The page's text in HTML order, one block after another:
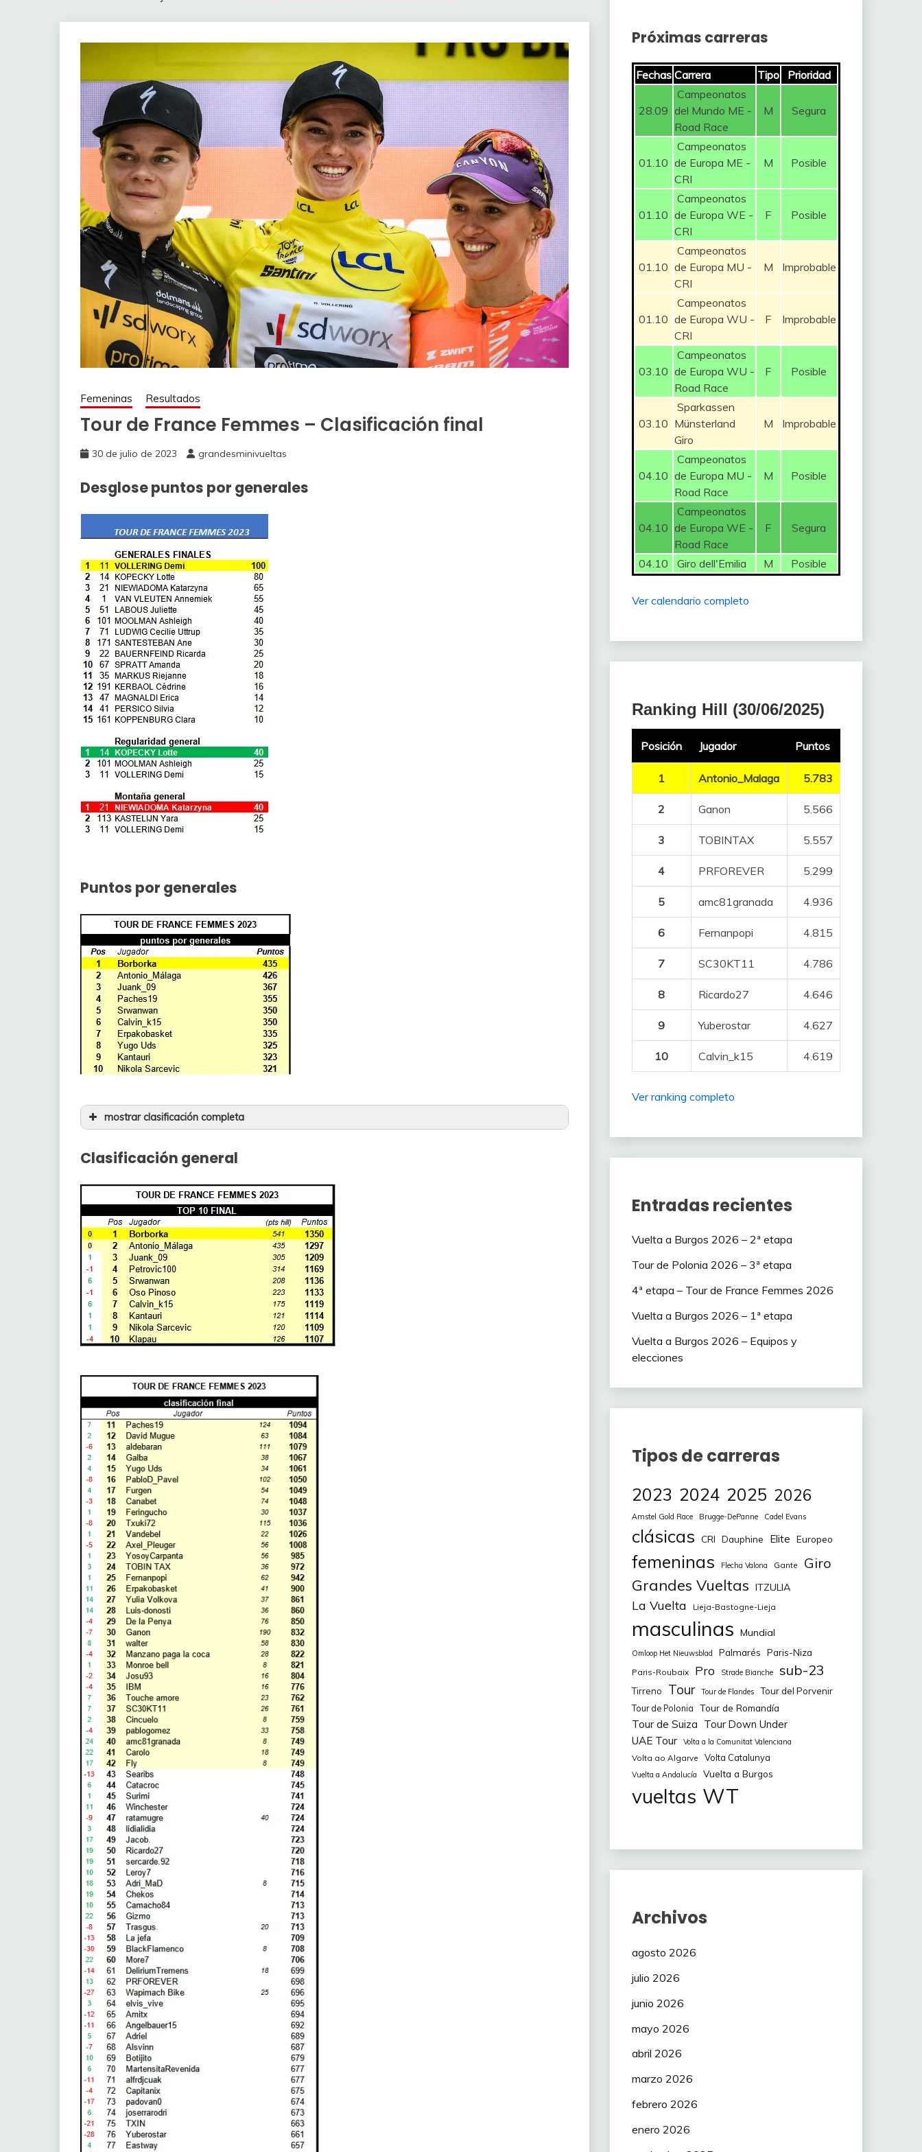
Femeninas Resultados
Tour de France Femmes – Clasificación final
30 de julio de 2023 grandesminivueltas
Desglose puntos por generales
Puntos por generales
mostrar clasificación completa
Clasificación general
Próximas carreras
Fechas Carrera Tipo Prioridad
28.09
Campeonatos
del Mundo ME -
Road Race
M Segura
01.10
Campeonatos
de Europa ME -
CRI
M Posible
01.10
Campeonatos
de Europa WE -
CRI
F Posible
01.10
Campeonatos
de Europa MU -
CRI
M Improbable
01.10
Campeonatos
de Europa WU -
CRI
F Improbable
03.10
Campeonatos
de Europa WU -
Road Race
F Posible
03.10
Sparkassen
Münsterland
Giro
M Improbable
04.10
Campeonatos
de Europa MU -
Road Race
M Posible
04.10
Campeonatos
de Europa WE -
Road Race
F Segura
04.10 Giro dell'Emilia M Posible
Ver calendario completo
Ranking Hill (30/06/2025)
Posición Jugador Puntos
1 Antonio_Malaga 5.783
2 Ganon 5.566
3 TOBINTAX 5.557
4 PRFOREVER 5.299
5 amc81granada 4.936
6 Fernanpopi 4.815
7 SC30KT11 4.786
8 Ricardo27 4.646
9 Yuberostar 4.627
10 Calvin_k15 4.619
Ver ranking completo
Entradas recientes
Vuelta a Burgos 2026 – 2ª etapa
Tour de Polonia 2026 – 3ª etapa
4ª etapa – Tour de France Femmes 2026
Vuelta a Burgos 2026 – 1ª etapa
Vuelta a Burgos 2026 – Equipos y
elecciones
Tipos de carreras
2023 2024 2025 2026
Amstel Gold Race Brugge-DePanne Cadel Evans
clásicas CRI Dauphine Elite Europeo
femeninas Flecha Valona Gante Giro
Grandes Vueltas ITZULIA
La Vuelta Lieja-Bastogne-Lieja
masculinas Mundial
Omloop Het Nieuwsblad Palmarés Paris-Niza
Paris-Roubaix Pro Strade Bianche sub-23
Tirreno Tour Tour de Flandes Tour del Porvenir
Tour de Polonia Tour de Romandía
Tour de Suiza Tour Down Under
UAE Tour
Volta a la Comunitat Valenciana
Volta ao Algarve Volta Catalunya
Vuelta a Andalucía Vuelta a Burgos
vueltas WT
Archivos
agosto 2026
julio 2026
junio 2026
mayo 2026
abril 2026
marzo 2026
febrero 2026
enero 2026